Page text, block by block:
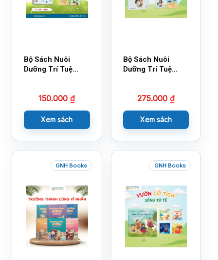
Bộ Sách Nuôi
Dưỡng Trí Tuệ
150.000₫
Xem sách
Bộ Sách Nuôi
Dưỡng Trí Tuệ
275.000 ₫
Xem sách
GNH Books GNH Books